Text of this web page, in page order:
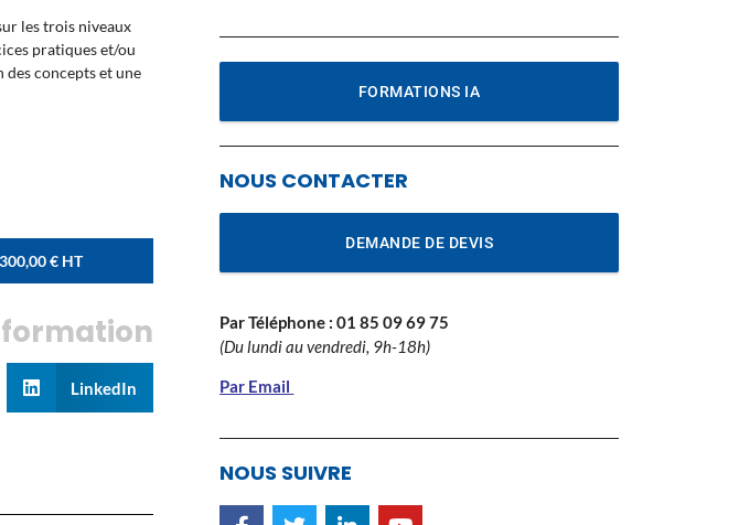
les trois niveaux
pratiques et/ou
concepts et une
€HT
LinkedIn
FORMATIONS IA
NOUS CONTACTER
DEMANDE DE DEVIS
Par Téléphone : 01 85 09 69 75
(Du lundi au vendredi, 9h-18h)
Par Email
NOUS SUIVRE